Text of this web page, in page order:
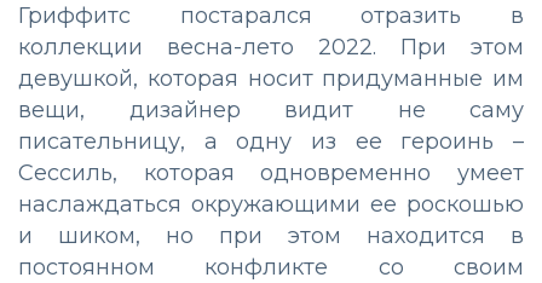
Гриффитс постарался отразить в
коллекции весна-лето 2022. При этом
девушкой, которая носит придуманные им
вещи, дизайнер видит не саму
писательницу, а одну из ее героинь –
Сессиль, которая одновременно умеет
наслаждаться окружающими ее роскошью
и шиком, но при этом находится в
постоянном конфликте со своим